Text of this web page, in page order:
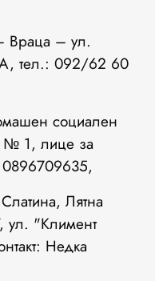
Враца – ул.
А, тел.: 092/62 60
социален
№ 1, лице за
0896709635,
Лятна
ул. "Климент
Недка